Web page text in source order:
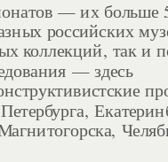
— их больше
российских
коллекций, так и
— здесь